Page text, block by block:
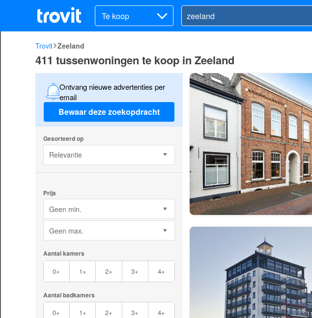
Te koop
Trovit Zeeland
411 tussenwoningen te koop in Zeeland
Ontvang nieuwe advertenties per
email
Bewaar deze zoekopdracht
Gesorteerd op
Relevantie
Prijs
Geen min.
Geen max.
Aantal kamers
0+ 1+ 2+ 3+ 4+
Aantal badkamers
0+ 1+ 2+ 3+ 4+